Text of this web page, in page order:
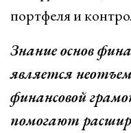
портфеля и
Знание основ
является
финансовой
помогают